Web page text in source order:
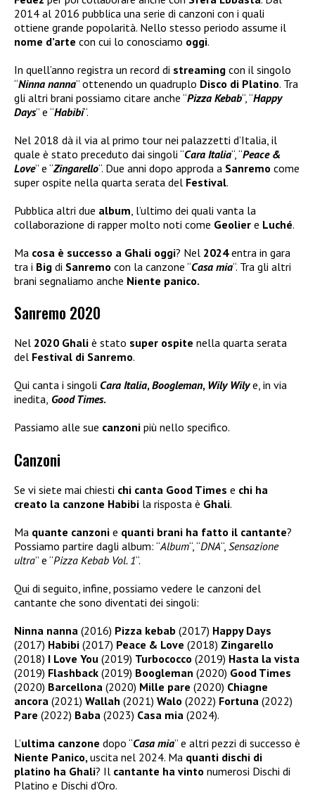
2014 al 2016 pubblica una serie di canzoni con i quali
ottiene grande popolarità. Nello stesso periodo assume il
nome d’arte con cui lo conosciamo oggi.
In quell’anno registra un record di streaming con il singolo
“Ninna nanna” ottenendo un quadruplo Disco di Platino. Tra
gli altri brani possiamo citare anche “Pizza Kebab“, “Happy
Days” e “Habibi“.
Nel 2018 dà il via al primo tour nei palazzetti d’Italia, il
quale è stato preceduto dai singoli “Cara Italia“, “Peace &
Love” e “Zingarello“. Due anni dopo approda a Sanremo come
super ospite nella quarta serata del Festival.
Pubblica altri due album , l’ultimo dei quali vanta la
collaborazione di rapper molto noti come Geolier e Luché.
Ma cosa è successo a Ghali oggi? Nel 2024entra in gara
tra i Big di Sanremo con la canzone “Casa mia“. Tra gli altri
brani segnaliamo anche Niente panico.
Sanremo 2020
Nel 2020 Ghali è stato super ospite nella quarta serata
del Festival di Sanremo.
Qui canta i singoli Cara Italia,Boogleman, Wily Wilye, in via
inedita, Good Times.
Passiamo alle sue canzoni più nello specifico.
Canzoni
Se vi siete mai chiesti chi canta Good Times e chi ha
creato la canzone Habibi la risposta è Ghali.
Ma quante canzoni e quanti brani ha fatto il cantante?
Possiamo partire dagli album: “Album“, “DNA“, Sensazione
ultra” e “Pizza Kebab Vol. 1“.
Qui di seguito, infine, possiamo vedere le canzoni del
cantante che sono diventati dei singoli:
Ninna nanna (2016) Pizza kebab (2017) Happy Days
(2017) Habibi (2017) Peace & Love (2018) Zingarello
(2018) I Love You (2019) Turbococco (2019) Hasta la vista
(2019) Flashback (2019) Boogleman (2020) Good Times
(2020) Barcellona (2020) Mille pare (2020) Chiagne
ancora (2021) Wallah (2021) Walo (2022) Fortuna (2022)
Pare (2022) Baba (2023) Casa mia (2024).
L’ultima canzone dopo “Casa mia” e altri pezzi di successo è
Niente Panico, uscita nel 2024. Ma quanti dischi di
platino ha Ghali? Il cantante ha vinto numerosi Dischi di
Platino e Dischi d’Oro.